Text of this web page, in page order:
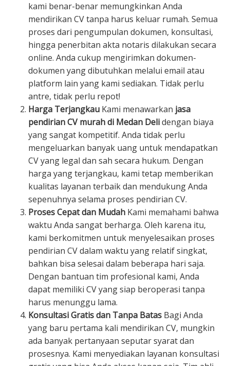
kami benar-benar memungkinkan Anda
mendirikan CV tanpa harus keluar rumah. Semua
proses dari pengumpulan dokumen, konsultasi,
hingga penerbitan akta notaris dilakukan secara
online. Anda cukup mengirimkan dokumen-
dokumen yang dibutuhkan melalui email atau
platform lain yang kami sediakan. Tidak perlu
antre, tidak perlu repot!
Harga Terjangkau Kami menawarkan jasa
pendirian CV murah di Medan Delidengan biaya
yang sangat kompetitif. Anda tidak perlu
mengeluarkan banyak uang untuk mendapatkan
CV yang legal dan sah secara hukum. Dengan
harga yang terjangkau, kami tetap memberikan
kualitas layanan terbaik dan mendukung Anda
sepenuhnya selama proses pendirian CV.
Proses Cepat dan Mudah Kami memahami bahwa
waktu Anda sangat berharga. Oleh karena itu,
kami berkomitmen untuk menyelesaikan proses
pendirian CV dalam waktu yang relatif singkat,
bahkan bisa selesai dalam beberapa hari saja.
Dengan bantuan tim profesional kami, Anda
dapat memiliki CV yang siap beroperasi tanpa
harus menunggu lama.
Konsultasi Gratis dan Tanpa Batas Bagi Anda
yang baru pertama kali mendirikan CV, mungkin
ada banyak pertanyaan seputar syarat dan
prosesnya. Kami menyediakan layanan konsultasi